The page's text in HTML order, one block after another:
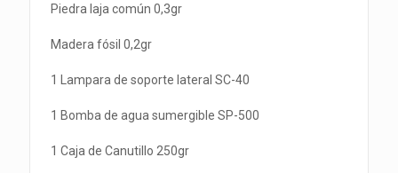
Piedra laja común 0,3gr
Madera fósil 0,2gr
1 Lampara de soporte lateral SC-40
1 Bomba de agua sumergible SP-500
1 Caja de Canutillo 250gr